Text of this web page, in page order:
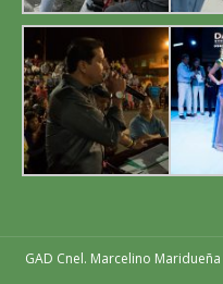
GAD Cnel. Marcelino